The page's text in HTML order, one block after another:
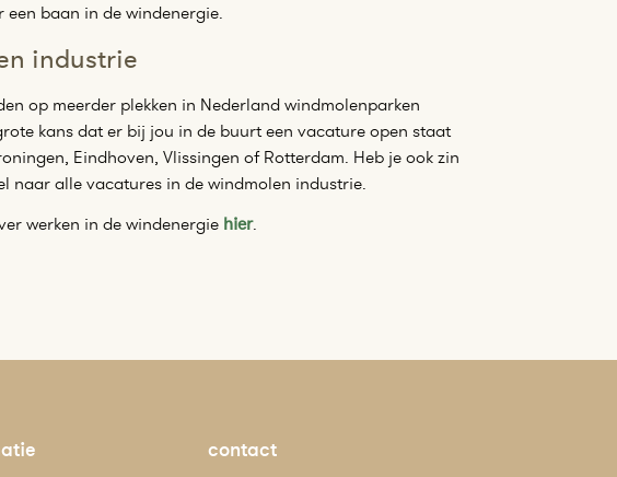
baan in de windenergie.
industrie
op meerder plekken in Nederland windmolenparken
kans dat er bij jou in de buurt een vacature open staat
Eindhoven, Vlissingen of Rotterdam. Heb je ook zin
naar alle vacatures in de windmolen industrie.
werken in de windenergie hier.
contact